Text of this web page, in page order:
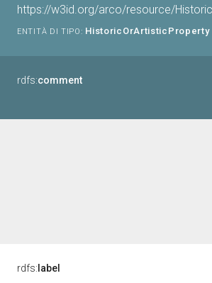
https://w3id.org/arco/resource/
ENTITÀ DI TIPO: HistoricOrArtisticProperty
rdfs:comment
rdfs: label